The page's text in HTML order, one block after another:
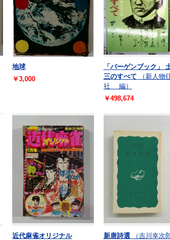
地球
￥3,000
「バーゲンブック」
三のすべて
（新人物
社 編）
￥498,674
近代麻雀オリジナル 新唐詩選 （吉川幸次